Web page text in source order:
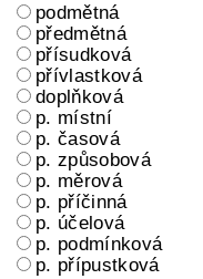
podmětná
předmětná
přísudková
přívlastková
doplňková
p. místní
p. časová
p. způsobová
p. měrová
p. příčinná
p. účelová
p. podmínková
p. přípustková